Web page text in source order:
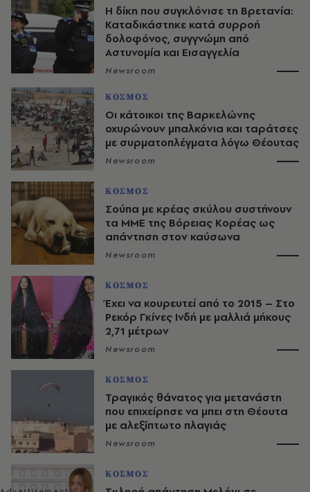
H δίκη που συγκλόνισε τη Βρετανία:
Καταδικάστηκε κατά συρροή
δολοφόνος, συγγνώμη από
Αστυνομία και Εισαγγελία
Newsroom
ΚΟΣΜΟΣ
Οι κάτοικοι της Βαρκελώνης
οχυρώνουν μπαλκόνια και ταράτσες
με συρματοπλέγματα λόγω Θέουτας
Newsroom
ΚΟΣΜΟΣ
Σούπα με κρέας σκύλου συστήνουν
τα ΜΜΕ της Βόρειας Κορέας ως
απάντηση στον καύσωνα
Newsroom
ΚΟΣΜΟΣ
Έχει να κουρευτεί από το 2015 – Στο
Ρεκόρ Γκίνες Ινδή με μαλλιά μήκους
2,71 μέτρων
Newsroom
ΚΟΣΜΟΣ
Τραγικός θάνατος για μετανάστη
που επιχείρησε να μπει στη Θέουτα
με αλεξίπτωτο πλαγιάς
Newsroom
ΚΟΣΜΟΣ